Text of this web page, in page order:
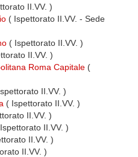
II.VV. )
( Ispettorato II.VV. - Sede
( Ispettorato II.VV. )
II.VV. )
Roma Capitale (
II.VV. )
( Ispettorato II.VV. )
II.VV. )
II.VV. )
II.VV. )
II.VV. )